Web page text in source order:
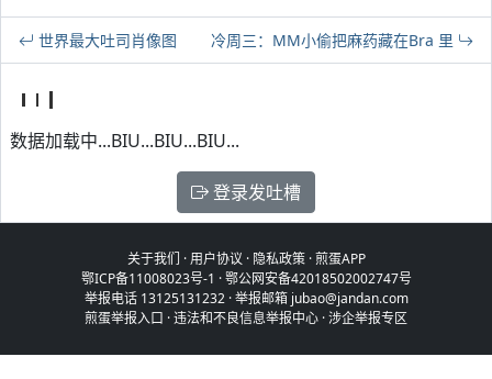
世界最大吐司肖像图 冷周三：MM小偷把麻药藏在Bra 里
数据加载中...BIU...BIU...BIU...
登录发吐槽
关于我们 ·用户协议 · 隐私政策·煎蛋APP
鄂ICP备11008023号-1 ·鄂公网安备42018502002747号
举报电话 13125131232 · 举报邮箱 jubao@jandan.com
煎蛋举报入口 ·违法和不良信息举报中心 ·涉企举报专区